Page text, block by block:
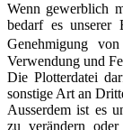
Wenn gewerblich
bedarf es unserer
Genehmigung
Verwendung und
Die Plotterdatei
sonstige Art an
Ausserdem ist es
zu verändern